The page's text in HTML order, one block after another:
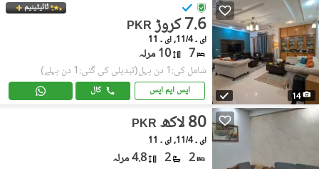
14
ٹائیٹینیم
PKR 7.6 کروڑ
ای ۔ 11/4, ای ۔ 11
7 10 مرلہ
شامل کی:1 دن پہل (تبدیلی کی گئی:1 دن پہلے)
ایس ایم ایس کال
PKR 80 لاکھ
ای ۔ 11/4, ای ۔ 11
2
2 4.8 مرلہ